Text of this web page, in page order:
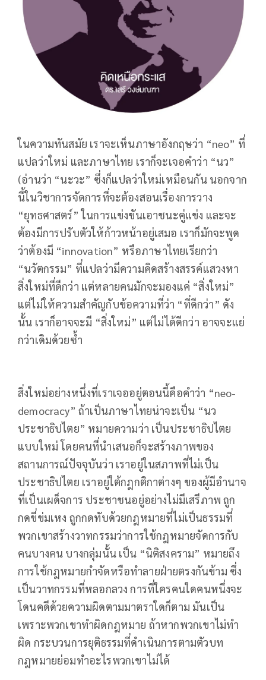
ในความทันสมัย เราจะเห็นภาษาอังกฤษว่า “neo” ที่
แปลว่าใหม่ และภาษาไทย เราก็จะเจอคำว่า “นว”
(อ่านว่า “นะวะ” ซึ่งก็แปลว่าใหม่เหมือนกัน นอกจาก
นี้ในวิชาการจัดการที่จะต้องสอนเรื่องการวาง
“ยุทธศาสตร์” ในการแข่งขันเอาชนะคู่แข่ง และจะ
ต้องมีการปรับตัวให้ก้าวหน้าอยู่เสมอ เราก็มักจะพูด
ว่าต้องมี “innovation” หรือภาษาไทยเรียกว่า
“นวัตกรรม” ที่แปลว่ามีความคิดสร้างสรรค์แสวงหา
สิ่งใหม่ที่ดีกว่า แต่หลายคนมักจะมองแค่ “สิ่งใหม่”
แต่ไม่ให้ความสำคัญกับข้อความที่ว่า “ที่ดีกว่า” ดัง
นั้น เราก็อาจจะมี “สิ่งใหม่” แต่ไม่ได้ดีกว่า อาจจะแย่
กว่าเดิมด้วยซ้ำ
สิ่งใหม่อย่างหนึ่งที่เราเจออยู่ตอนนี้คือคำว่า “neo-
democracy” ถ้าเป็นภาษาไทยน่าจะเป็น “นว
ประชาธิปไตย” หมายความว่า เป็นประชาธิปไตย
แบบใหม่ โดยคนที่นำเสนอก็จะสร้างภาพของ
สถานการณ์ปัจจุบันว่า เราอยู่ในสภาพที่ไม่เป็น
ประชาธิปไตย เราอยู่ใต้กฎกติกาต่างๆ ของผู้มีอำนาจ
ที่เป็นเผด็จการ ประชาชนอยู่อย่างไม่มีเสรีภาพ ถูก
กดขี่ข่มเหง ถูกกดทับด้วยกฎหมายที่ไม่เป็นธรรมที่
พวกเขาสร้างวาทกรรมว่าการใช้กฎหมายจัดการกับ
คนบางคน บางกลุ่มนั้น เป็น “นิติสงคราม” หมายถึง
การใช้กฎหมายกำจัดหรือทำลายฝ่ายตรงกันข้าม ซึ่ง
เป็นวาทกรรมที่หลอกลวง การที่ใครคนใดคนหนึ่งจะ
โดนคดีด้วยความผิดตามมาตราใดก็ตาม มันเป็น
เพราะพวกเขาทำผิดกฎหมาย ถ้าหากพวกเขาไม่ทำ
ผิด กระบวนการยุติธรรมที่ดำเนินการตามตัวบท
กฎหมายย่อมทำอะไรพวกเขาไม่ได้